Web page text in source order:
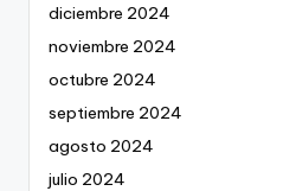
diciembre 2024
noviembre 2024
octubre 2024
septiembre 2024
agosto 2024
julio 2024